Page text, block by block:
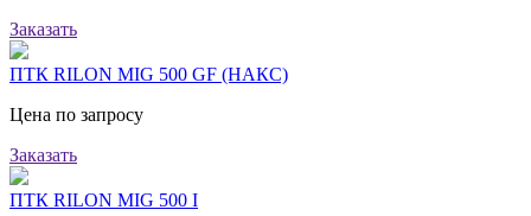
Заказать
ПТК RILON MIG 500 GF (НАКС)
Цена по запросу
Заказать
ПТК RILON MIG 500 I